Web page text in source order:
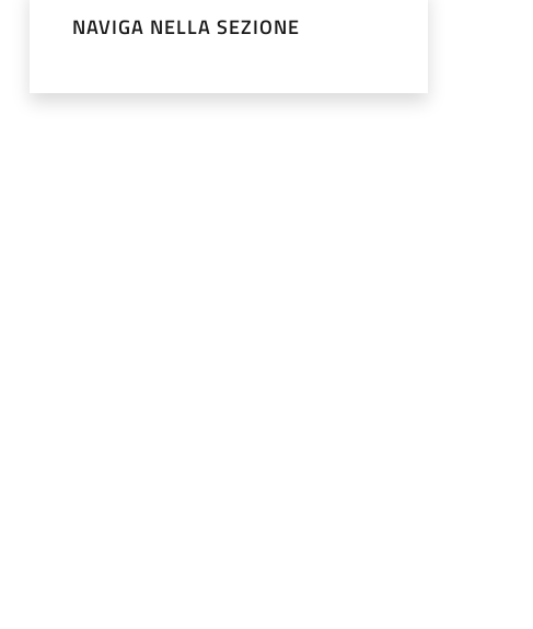
NAVIGA NELLA SEZIONE